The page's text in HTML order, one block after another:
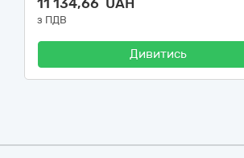
11 134,66 UAH
з ПДВ
Дивитись